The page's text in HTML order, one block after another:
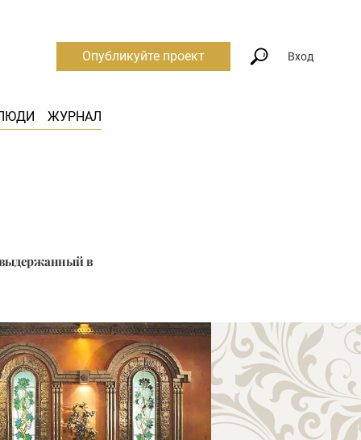
ЖУРНАЛ
Опубликуйте проект Вход
выдержанный в